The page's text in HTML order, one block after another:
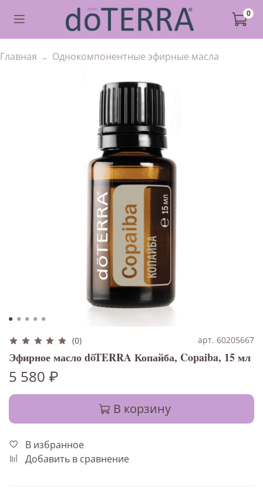
0
Главная Однокомпонентные эфирные масла
(0) арт. 60205667
Эфирное масло dōTERRA Копайба, Copaiba, 15 мл
5 580 ₽
В корзину
В избранное
Добавить в сравнение